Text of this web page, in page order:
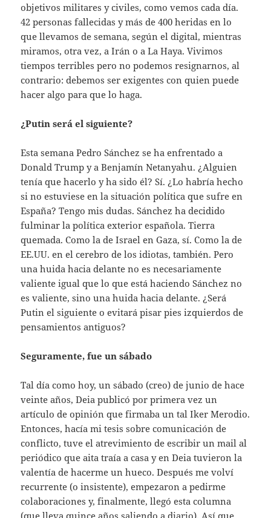
objetivos militares y civiles, como vemos cada día.
42 personas fallecidas y más de 400 heridas en lo
que llevamos de semana, según el digital, mientras
miramos, otra vez, a Irán o a La Haya. Vivimos
tiempos terribles pero no podemos resignarnos, al
contrario: debemos ser exigentes con quien puede
hacer algo para que lo haga.
¿Putin será el siguiente?
Esta semana Pedro Sánchez se ha enfrentado a
Donald Trump y a Benjamín Netanyahu. ¿Alguien
tenía que hacerlo y ha sido él? Sí. ¿Lo habría hecho
si no estuviese en la situación política que sufre en
España? Tengo mis dudas. Sánchez ha decidido
fulminar la política exterior española. Tierra
quemada. Como la de Israel en Gaza, sí. Como la de
EE.UU. en el cerebro de los idiotas, también. Pero
una huida hacia delante no es necesariamente
valiente igual que lo que está haciendo Sánchez no
es valiente, sino una huida hacia delante. ¿Será
Putin el siguiente o evitará pisar pies izquierdos de
pensamientos antiguos?
Seguramente, fue un sábado
Tal día como hoy, un sábado (creo) de junio de hace
veinte años, Deia publicó por primera vez un
artículo de opinión que firmaba un tal Iker Merodio.
Entonces, hacía mi tesis sobre comunicación de
conflicto, tuve el atrevimiento de escribir un mail al
periódico que aita traía a casa y en Deia tuvieron la
valentía de hacerme un hueco. Después me volví
recurrente (o insistente), empezaron a pedirme
colaboraciones y, finalmente, llegó esta columna
(que lleva quince años saliendo a diario). Así que